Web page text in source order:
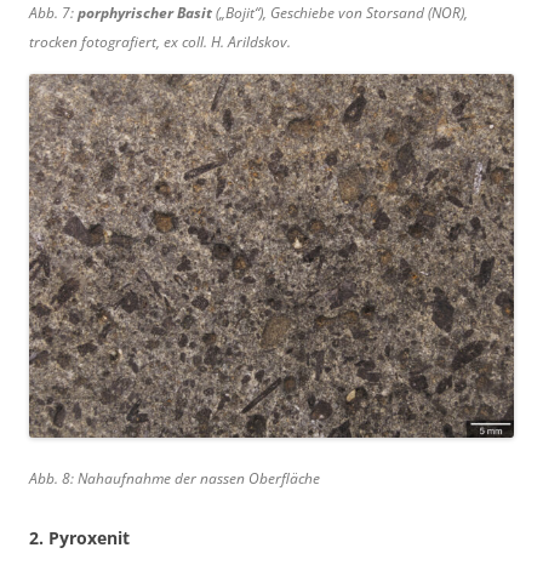
Abb. 7:porphyrischer Basit(„Bojit“), Geschiebe von Storsand (NOR),
trocken fotografiert, ex coll. H. Arildskov.
Abb. 8: Nahaufnahme der nassen Oberfläche
2. Pyroxenit